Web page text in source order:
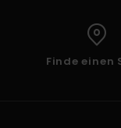
Finde einen